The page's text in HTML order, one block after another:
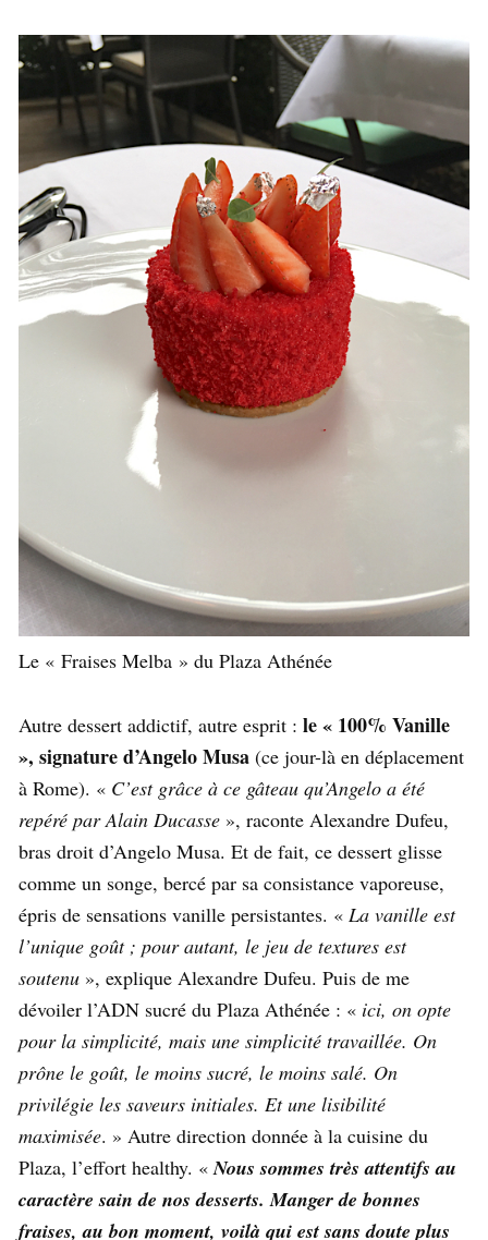
Le « Fraises Melba » du Plaza Athénée
Autre dessert addictif, autre esprit : le « 100% Vanille
», signature d’Angelo Musa (ce jour-là en déplacement
à Rome). « C’est grâce à ce gâteau qu’Angelo a été
repéré par Alain Ducasse », raconte Alexandre Dufeu,
bras droit d’Angelo Musa. Et de fait, ce dessert glisse
comme un songe, bercé par sa consistance vaporeuse,
épris de sensations vanille persistantes. « La vanille est
l’unique goût ; pour autant, le jeu de textures est
soutenu », explique Alexandre Dufeu. Puis de me
dévoiler l’ADN sucré du Plaza Athénée : « ici, on opte
pour la simplicité, mais une simplicité travaillée. On
prône le goût, le moins sucré, le moins salé. On
privilégie les saveurs initiales. Et une lisibilité
maximisée. » Autre direction donnée à la cuisine du
Plaza, l’effort healthy. «Nous sommes très attentifs au
caractère sain de nos desserts. Manger de bonnes
fraises, au bon moment, voilà qui est sans doute plus